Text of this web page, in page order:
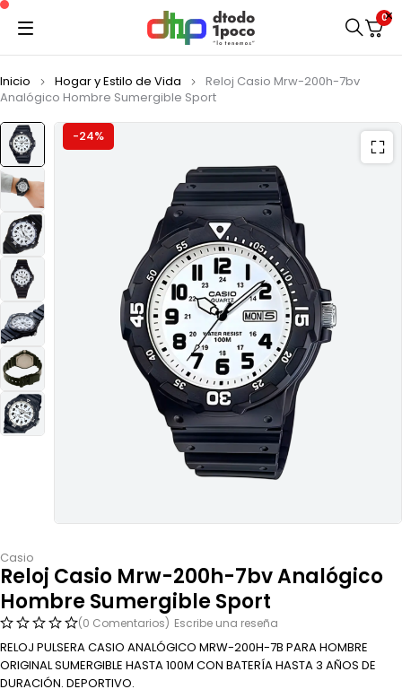
0
Inicio Hogar y Estilo de Vida
Reloj Casio Mrw-200h-7bv
Analógico Hombre Sumergible Sport
-24%
Casio
Reloj Casio Mrw-200h-7bv Analógico
Hombre Sumergible Sport
(0 Comentarios) Escribe una reseña
RELOJ PULSERA CASIO ANALÓGICO MRW-200H-7B PARA HOMBRE
ORIGINAL SUMERGIBLE HASTA 100M CON BATERÍA HASTA 3 AÑOS DE
DURACIÓN. DEPORTIVO.